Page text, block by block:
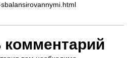
комментарий